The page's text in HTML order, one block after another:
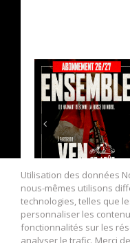
LA CAMPAGNE
D’ABONNEMENT
EST OUVERTE !
Utilisation des données
nous-mêmes utilisons
technologies, telles que
personnaliser les
fonctionnalités sur les
analyser le trafic. Merci